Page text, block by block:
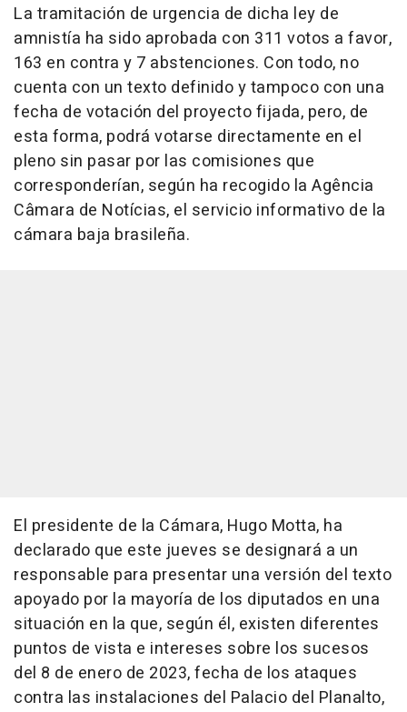
La tramitación de urgencia de dicha ley de
amnistía ha sido aprobada con 311 votos a favor,
163 en contra y 7 abstenciones. Con todo, no
cuenta con un texto definido y tampoco con una
fecha de votación del proyecto fijada, pero, de
esta forma, podrá votarse directamente en el
pleno sin pasar por las comisiones que
corresponderían, según ha recogido la Agência
Câmara de Notícias, el servicio informativo de la
cámara baja brasileña.
El presidente de la Cámara, Hugo Motta, ha
declarado que este jueves se designará a un
responsable para presentar una versión del texto
apoyado por la mayoría de los diputados en una
situación en la que, según él, existen diferentes
puntos de vista e intereses sobre los sucesos
del 8 de enero de 2023, fecha de los ataques
contra las instalaciones del Palacio del Planalto,